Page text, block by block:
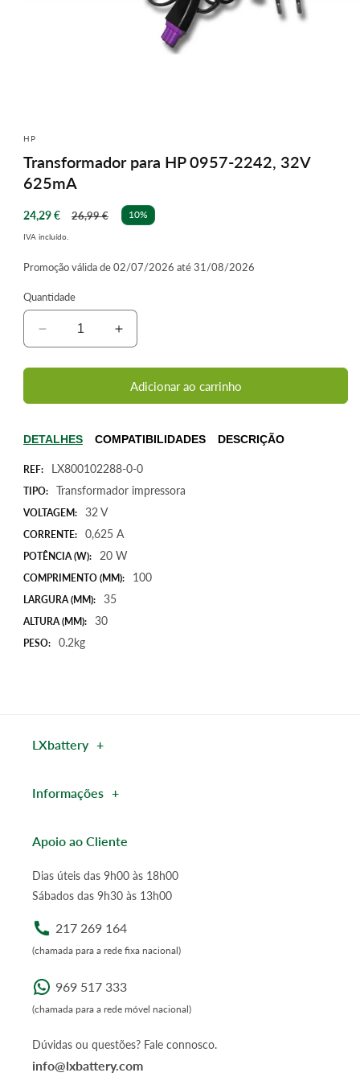
multimédia
em
modal
HP
Transformador para HP 0957-2242, 32V
625mA
Preço
de
24,29 €
Preço
26,99 € 10%
IVA incluído.
Promoção válida de 02/07/2026 até 31/08/2026
Quantidade
Diminuir
a
quantidade
Transformador
HP
2242,
32V
625mA
Aumentar
a
quantidade
de
Transformador
HP
2242,
32V
Adicionar ao carrinho
DETALHES COMPATIBILIDADES DESCRIÇÃO
REF: LX800102288-0-0
TIPO: Transformador impressora
VOLTAGEM: 32 V
CORRENTE: 0,625 A
POTÊNCIA (W): 20 W
COMPRIMENTO (MM): 100
LARGURA (MM): 35
ALTURA (MM): 30
PESO: 0.2kg
LXbattery
Informações
Apoio ao Cliente
Dias úteis das 9h00 às 18h00
Sábados das 9h30 às 13h00
217 269 164
(chamada para a rede fixa nacional)
969 517 333
(chamada para a rede móvel nacional)
Dúvidas ou questões? Fale connosco.
info@lxbattery.com